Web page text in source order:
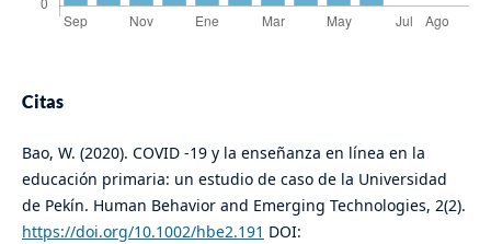
Citas
Bao, W. (2020). COVID ‐19 y la enseñanza en línea en la
educación primaria: un estudio de caso de la Universidad
de Pekín. Human Behavior and Emerging Technologies, 2(2).
https://doi.org/10.1002/hbe2.191 DOI: